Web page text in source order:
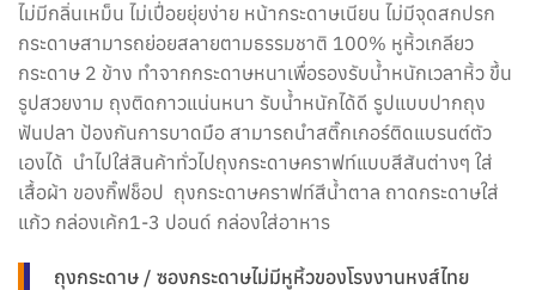
ไม่มีกลิ่นเหม็น ไม่เปื่อยยุ่ยง่าย หน้ากระดาษเนียน ไม่มีจุดสกปรก
กระดาษสามารถย่อยสลายตามธรรมชาติ 100% หูหิ้วเกลียว
กระดาษ 2 ข้าง ทำจากกระดาษหนาเพื่อรองรับน้ำหนักเวลาหิ้ว ขึ้น
รูปสวยงาม ถุงติดกาวแน่นหนา รับน้ำหนักได้ดี รูปแบบปากถุง
ฟันปลา ป้องกันการบาดมือ สามารถนำสติ๊กเกอร์ติดแบรนต์ตัว
เองได้ นำไปใส่สินค้าทั่วไปถุงกระดาษคราฟท์แบบสีสันต่างๆ ใส่
เสื้อผ้า ของกิ๊ฟช็อป ถุงกระดาษคราฟท์สีน้ำตาล ถาดกระดาษใส่
แก้ว กล่องเค้ก1-3 ปอนด์ กล่องใส่อาหาร
ถุงกระดาษ / ซองกระดาษไม่มีหูหิ้วของโรงงานหงส์ไทย